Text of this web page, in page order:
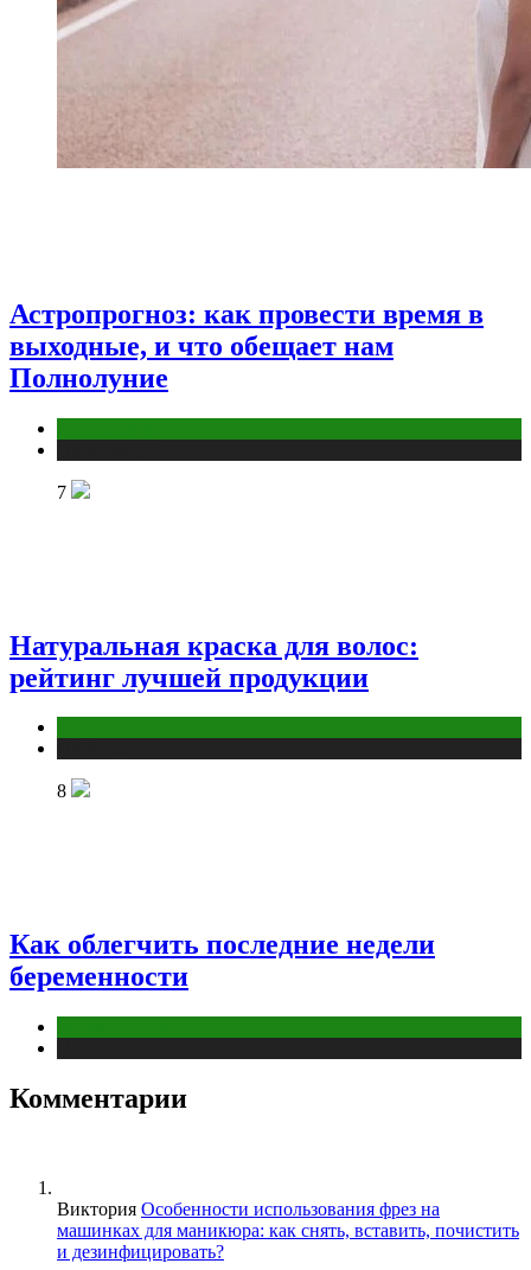
Астропрогноз: как провести время в
выходные, и что обещает нам
Полнолуние
7
Натуральная краска для волос:
рейтинг лучшей продукции
8
Как облегчить последние недели
беременности
Комментарии
Виктория Особенности использования фрез на
машинках для маникюра: как снять, вставить, почистить
и дезинфицировать?